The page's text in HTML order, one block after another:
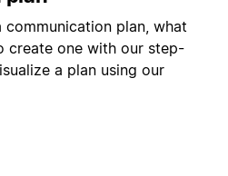
communication plan, what
create one with our step-
a plan using our